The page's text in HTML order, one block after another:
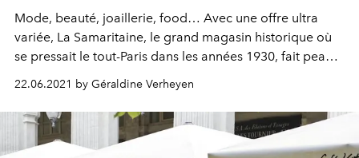
Mode, beauté, joaillerie, food… Avec une offre ultra
variée, La Samaritaine, le grand magasin historique où
se pressait le tout-Paris dans les années 1930, fait peau
bien récupérer sa place de destination shopping
numéro 1 de la capitale de la mode.
22.06.2021 by Géraldine Verheyen